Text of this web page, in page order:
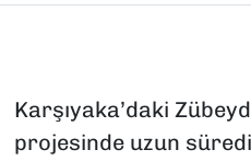
Karşıyaka’daki
projesinde uzun